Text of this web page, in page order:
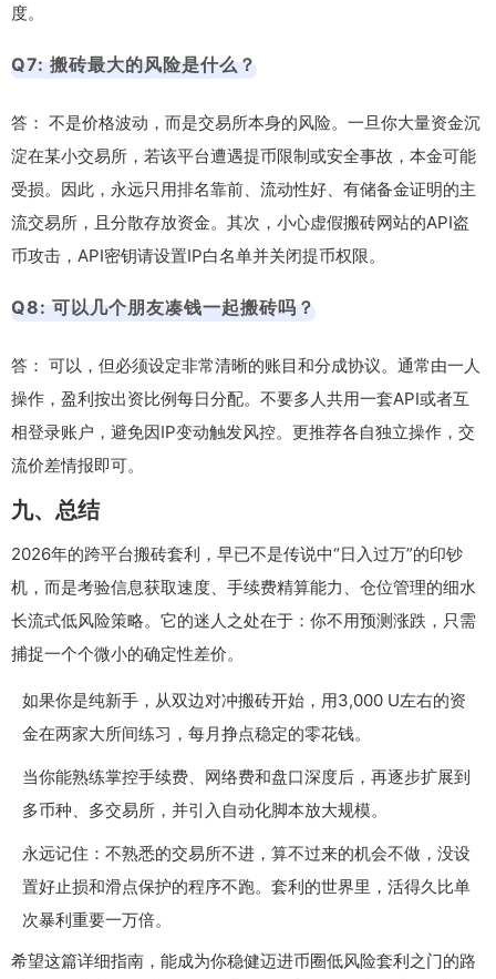
度。
Q7: 搬砖最大的风险是什么？
答： 不是价格波动，而是交易所本身的风险。一旦你大量资金沉
淀在某小交易所，若该平台遭遇提币限制或安全事故，本金可能
受损。因此，永远只用排名靠前、流动性好、有储备金证明的主
流交易所，且分散存放资金。其次，小心虚假搬砖网站的API盗
币攻击，API密钥请设置IP白名单并关闭提币权限。
Q8: 可以几个朋友凑钱一起搬砖吗？
答： 可以，但必须设定非常清晰的账目和分成协议。通常由一人
操作，盈利按出资比例每日分配。不要多人共用一套API或者互
相登录账户，避免因IP变动触发风控。更推荐各自独立操作，交
流价差情报即可。
九、总结
2026年的跨平台搬砖套利，早已不是传说中“日入过万”的印钞
机，而是考验信息获取速度、手续费精算能力、仓位管理的细水
长流式低风险策略。它的迷人之处在于：你不用预测涨跌，只需
捕捉一个个微小的确定性差价。
如果你是纯新手，从双边对冲搬砖开始，用3,000 U左右的资
金在两家大所间练习，每月挣点稳定的零花钱。
当你能熟练掌控手续费、网络费和盘口深度后，再逐步扩展到
多币种、多交易所，并引入自动化脚本放大规模。
永远记住：不熟悉的交易所不进，算不过来的机会不做，没设
置好止损和滑点保护的程序不跑。套利的世界里，活得久比单
次暴利重要一万倍。
希望这篇详细指南，能成为你稳健迈进币圈低风险套利之门的路